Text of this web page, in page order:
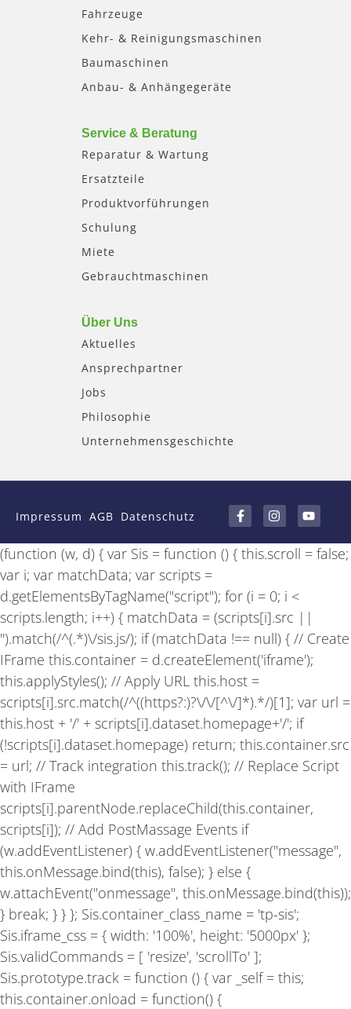
Fahrzeuge
Kehr- & Reinigungsmaschinen
Baumaschinen
Anbau- & Anhängegeräte
Service & Beratung
Reparatur & Wartung
Ersatzteile
Produktvorführungen
Schulung
Miete
Gebrauchtmaschinen
Über Uns
Aktuelles
Ansprechpartner
Jobs
Philosophie
Unternehmensgeschichte
Impressum AGB Datenschutz
a
c
e
b
o
-
f
n
s
t
a
g
m
o
u
t
u
b
(function (w, d) { var Sis = function () { this.scroll = false;
var i; var matchData; var scripts =
d.getElementsByTagName("script"); for (i = 0; i <
scripts.length; i++) { matchData = (scripts[i].src ||
'').match(/^(.*)\/sis.js/); if (matchData !== null) { // Create
IFrame this.container = d.createElement('iframe');
this.applyStyles(); // Apply URL this.host =
scripts[i].src.match(/^((https?:)?\/\/[^\/]*).*/)[1]; var url =
this.host + '/' + scripts[i].dataset.homepage+'/'; if
(!scripts[i].dataset.homepage) return; this.container.src
= url; // Track integration this.track(); // Replace Script
with IFrame
scripts[i].parentNode.replaceChild(this.container,
scripts[i]); // Add PostMassage Events if
(w.addEventListener) { w.addEventListener("message",
this.onMessage.bind(this), false); } else {
w.attachEvent("onmessage", this.onMessage.bind(this));
} break; } } }; Sis.container_class_name = 'tp-sis';
Sis.iframe_css = { width: '100%', height: '5000px' };
Sis.validCommands = [ 'resize', 'scrollTo' ];
Sis.prototype.track = function () { var _self = this;
this.container.onload = function() {